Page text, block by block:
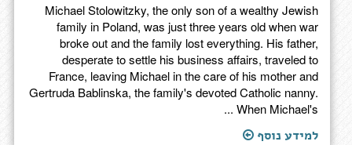
Michael Stolowitzky, the only son of a wealthy Jewish
family in Poland, was just three years old when war
broke out and the family lost everything. His father,
desperate to settle his business affairs, traveled to
France, leaving Michael in the care of his mother and
Gertruda Bablinska, the family's devoted Catholic nanny.
When Michael's ...
למידע נוסף